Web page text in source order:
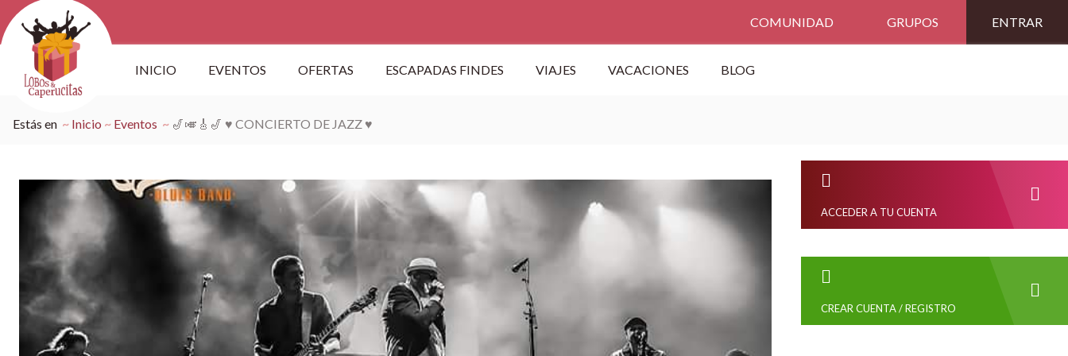
COMUNIDAD GRUPOS ENTRAR
INICIO EVENTOS OFERTAS ESCAPADAS FINDES VIAJES VACACIONES BLOG
Estás en Inicio Eventos 🎷🎺🎸🎷 ♥ CONCIERTO DE JAZZ ♥
ACCEDER A TU CUENTA
CREAR CUENTA / REGISTRO